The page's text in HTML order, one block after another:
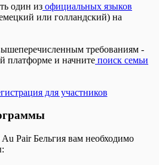
один из официальных языков
или голландский) на
требованиям -
платформе и начните поиск семьи
для участников
Pair Бельгия вам необходимо